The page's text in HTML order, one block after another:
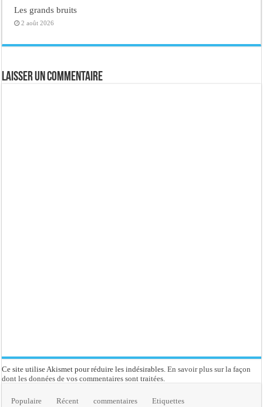
Les grands bruits
2 août 2026
Laisser un commentaire
Ce site utilise Akismet pour réduire les indésirables.En savoir plus sur la façon
dont les données de vos commentaires sont traitées.
Populaire Récent commentaires Etiquettes